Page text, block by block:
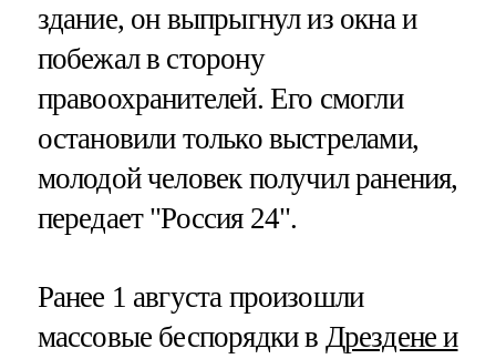
здание, он выпрыгнул из окна и
побежал в сторону
правоохранителей. Его смогли
остановили только выстрелами,
молодой человек получил ранения,
передает "Россия 24".
Ранее 1 августа произошли
массовые беспорядки в Дрездене и